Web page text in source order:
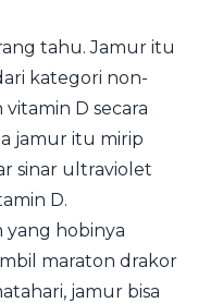
tahu. Jamur itu
kategori non-
D secara
jamur itu mirip
sinar ultraviolet
D.
yang hobinya
maraton drakor
jamur bisa